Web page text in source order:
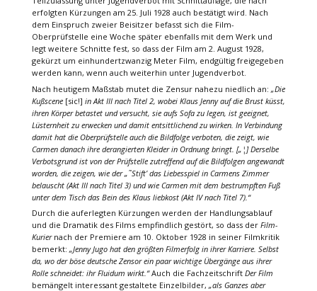
erfolgten Kürzungen am 25. Juli 1928 auch bestätigt wird. Nach
dem Einspruch zweier Beisitzer befasst sich die Film-
Oberprüfstelle eine Woche später ebenfalls mit dem Werk und
legt weitere Schnitte fest, so dass der Film am 2. August 1928,
gekürzt um einhundertzwanzig Meter Film, endgültig freigegeben
werden kann, wenn auch weiterhin unter Jugendverbot.
Nach heutigem Maßstab mutet die Zensur nahezu niedlich an: „Die
Kußscene [sic!] in Akt III nach Titel 2, wobei Klaus Jenny auf die Brust küsst,
ihren Körper betastet und versucht, sie aufs Sofa zu legen, ist geeignet,
Lüsternheit zu erwecken und damit entsittlichend zu wirken. In Verbindung
damit hat die Oberprüfstelle auch die Bildfolge verboten, die zeigt, wie
Carmen danach ihre derangierten Kleider in Ordnung bringt. [„¦] Derselbe
Verbotsgrund ist von der Prüfstelle zutreffend auf die Bildfolgen angewandt
worden, die zeigen, wie der „˜Stift’ das Liebesspiel in Carmens Zimmer
belauscht (Akt III nach Titel 3) und wie Carmen mit dem bestrumpften Fuß
unter dem Tisch das Bein des Klaus liebkost (Akt IV nach Titel 7).“
Durch die auferlegten Kürzungen werden der Handlungsablauf
und die Dramatik des Films empfindlich gestört, so dass der Film-
Kurier nach der Premiere am 10. Oktober 1928 in seiner Filmkritik
bemerkt: „Jenny Jugo hat den größten Filmerfolg in ihrer Karriere. Selbst
da, wo der böse deutsche Zensor ein paar wichtige Übergänge aus ihrer
Rolle schneidet: ihr Fluidum wirkt.“Auch die Fachzeitschrift Der Film
bemängelt interessant gestaltete Einzelbilder, „als Ganzes aber